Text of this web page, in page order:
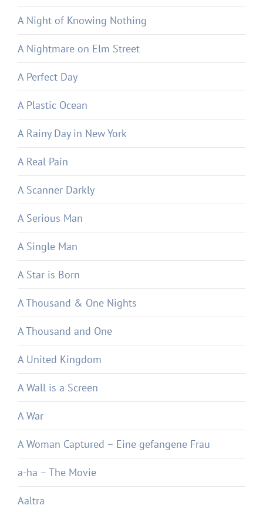
A Night of Knowing Nothing
A Nightmare on Elm Street
A Perfect Day
A Plastic Ocean
A Rainy Day in New York
A Real Pain
A Scanner Darkly
A Serious Man
A Single Man
A Star is Born
A Thousand & One Nights
A Thousand and One
A United Kingdom
A Wall is a Screen
A War
A Woman Captured – Eine gefangene Frau
a-ha – The Movie
Aaltra